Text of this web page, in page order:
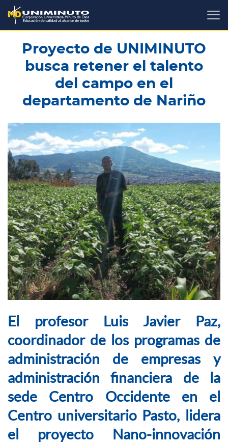
Pasar
contenido
principal
Proyecto de UNIMINUTO
busca retener el talento
del campo en el
departamento de Nariño
El profesor Luis Javier Paz,
coordinador de los programas de
administración de empresas y
administración financiera de la
sede Centro Occidente en el
Centro universitario Pasto, lidera
el proyecto Nano-innovación